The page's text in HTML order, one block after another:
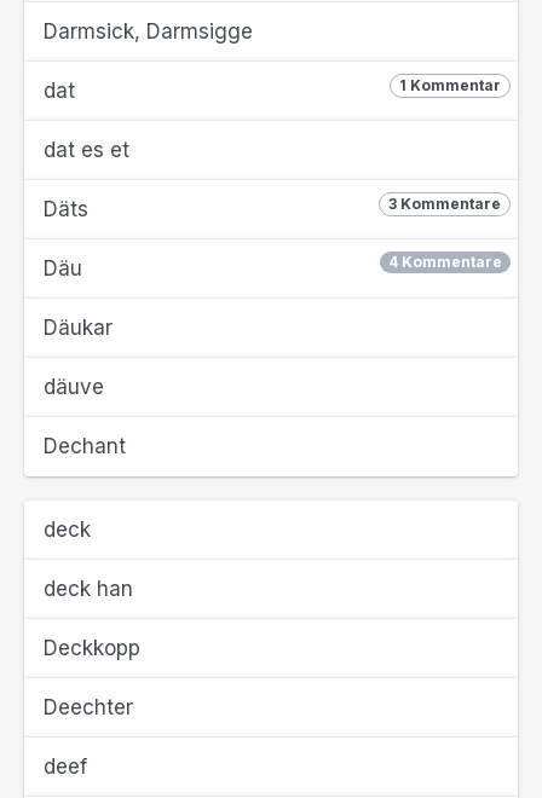
Darmsick, Darmsigge
1 Kommentar
dat
dat es et
3 Kommentare
Däts
4 Kommentare
Däu
Däukar
däuve
Dechant
deck
deck han
Deckkopp
Deechter
deef